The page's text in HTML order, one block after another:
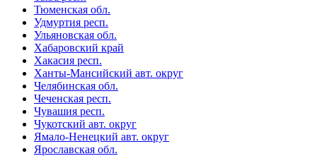
Тюменская обл.
Удмуртия респ.
Ульяновская обл.
Хабаровский край
Хакасия респ.
Ханты-Мансийский авт. округ
Челябинская обл.
Чеченская респ.
Чувашия респ.
Чукотский авт. округ
Ямало-Ненецкий авт. округ
Ярославская обл.